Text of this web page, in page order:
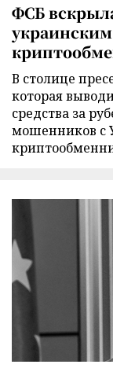
ФСБ
В столице
которая
средства за
мошенников с